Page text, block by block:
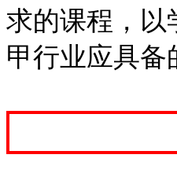
求的课程，以
甲行业应具备